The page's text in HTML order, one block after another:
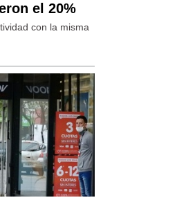
el 20%
con la misma